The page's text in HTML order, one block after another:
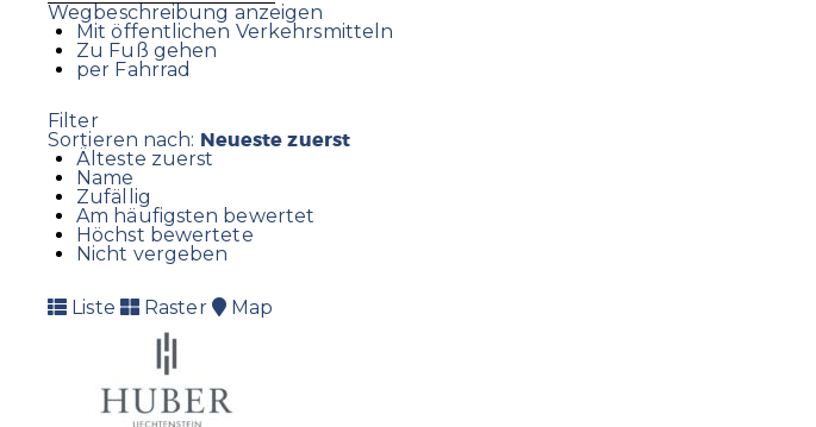
Wegbeschreibung anzeigen
Mit öffentlichen Verkehrsmitteln
Zu Fuß gehen
per Fahrrad
Filter
Sortieren nach: Neueste zuerst
Älteste zuerst
Name
Zufällig
Am häufigsten bewertet
Höchst bewertete
Nicht vergeben
Liste Raster Map